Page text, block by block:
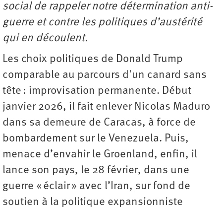
social de rappeler notre détermination anti-
guerre et contre les politiques d’austérité
qui en découlent.
Les choix politiques de Donald Trump
comparable au parcours d'un canard sans
tête : improvisation permanente. Début
janvier 2026, il fait enlever Nicolas Maduro
dans sa demeure de Caracas, à force de
bombardement sur le Venezuela. Puis,
menace d’envahir le Groenland, enfin, il
lance son pays, le 28 février, dans une
guerre « éclair » avec l’Iran, sur fond de
soutien à la politique expansionniste